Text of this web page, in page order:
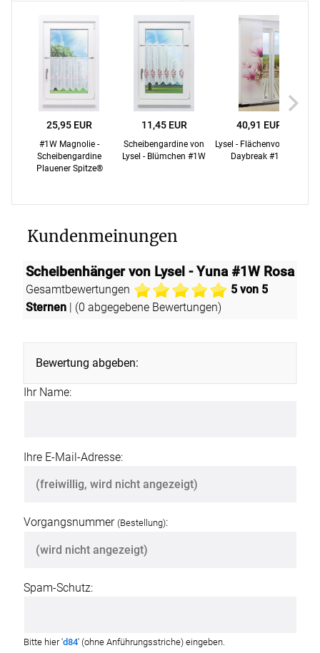
25,95 EUR
#1W Magnolie -
Scheibengardine
Plauener Spitze®
11,45 EUR
Scheibengardine von
Lysel - Blümchen #1W
40,91 EUR
Lysel - Flächenvorhang
Daybreak #1W
Kundenmeinungen
Scheibenhänger von Lysel - Yuna #1W Rosa|
Gesamtbewertungen
5von 5
Sternen
| (0 abgegebene Bewertungen)
Bewertung abgeben:
Ihr Name:
Ihre E-Mail-Adresse:
Vorgangsnummer (Bestellung):
Spam-Schutz:
Bitte hier 'd84' (ohne Anführungsstriche) eingeben.